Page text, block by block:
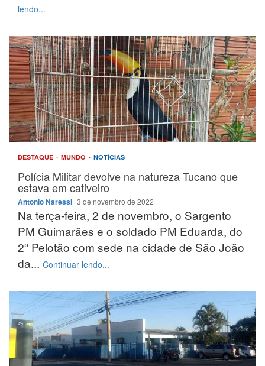
lendo...
DESTAQUE MUNDO NOTÍCIAS
Polícia Militar devolve na natureza Tucano que
estava em cativeiro
Antonio Naressi 3 de novembro de 2022
Na terça-feira, 2 de novembro, o Sargento
PM Guimarães e o soldado PM Eduarda, do
2º Pelotão com sede na cidade de São João
da... Continuar lendo...